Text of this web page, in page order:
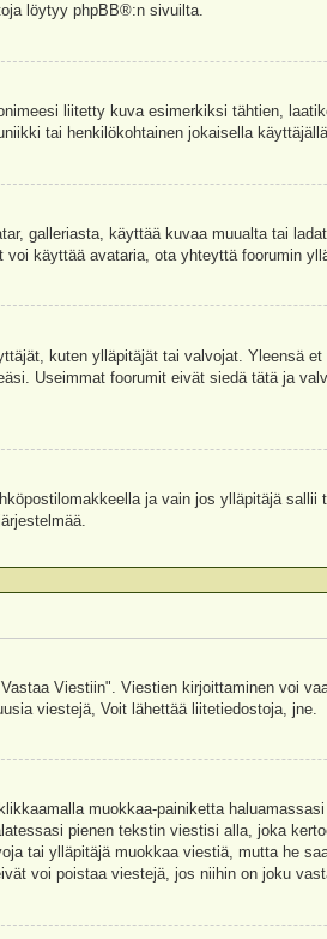
löytyy phpBB®:n sivuilta.
liitetty kuva esimerkiksi tähtien,
tai henkilökohtainen jokaisella käyttäjällä.
galleriasta, käyttää kuvaa muualta tai
käyttää avataria, ota yhteyttä foorumin
kuten ylläpitäjät tai valvojat. Yleensä et
Useimmat foorumit eivät siedä tätä ja
ja vain jos ylläpitäjä sallii
Viestiin". Viestien kirjoittaminen voi
viestejä, Voit lähettää liitetiedostoja, jne.
muokkaa-painiketta
pienen tekstin viestisi alla, joka
tai ylläpitäjä muokkaa viestiä, mutta he
voi poistaa viestejä, jos niihin on joku